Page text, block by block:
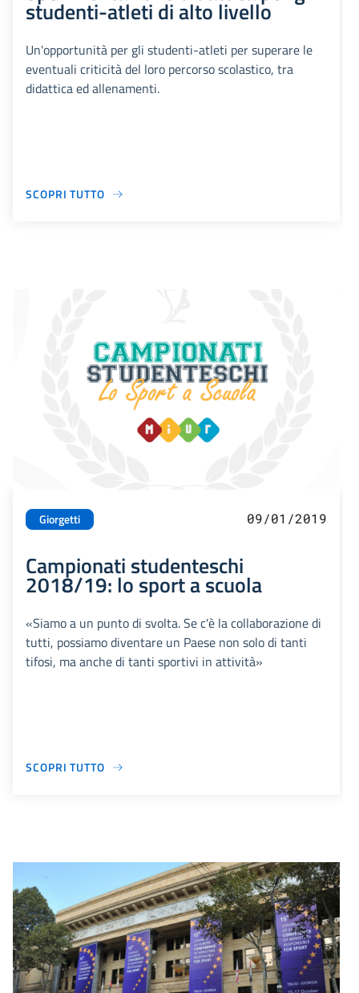
studenti-atleti di alto livello
Un'opportunità per gli studenti-atleti per superare le
eventuali criticità del loro percorso scolastico, tra
didattica ed allenamenti.
SCOPRI TUTTO
Giorgetti 09/01/2019
Campionati studenteschi
2018/19: lo sport a scuola
«Siamo a un punto di svolta. Se c'è la collaborazione di
tutti, possiamo diventare un Paese non solo di tanti
tifosi, ma anche di tanti sportivi in attività»
SCOPRI TUTTO